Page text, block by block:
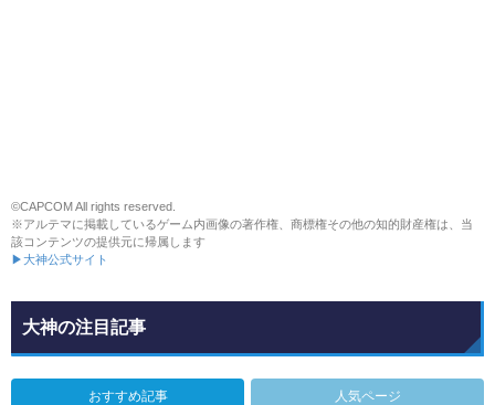
©CAPCOM All rights reserved.
※アルテマに掲載しているゲーム内画像の著作権、商標権その他の知的財産権は、当
該コンテンツの提供元に帰属します
▶大神公式サイト
大神の注目記事
おすすめ記事 人気ページ